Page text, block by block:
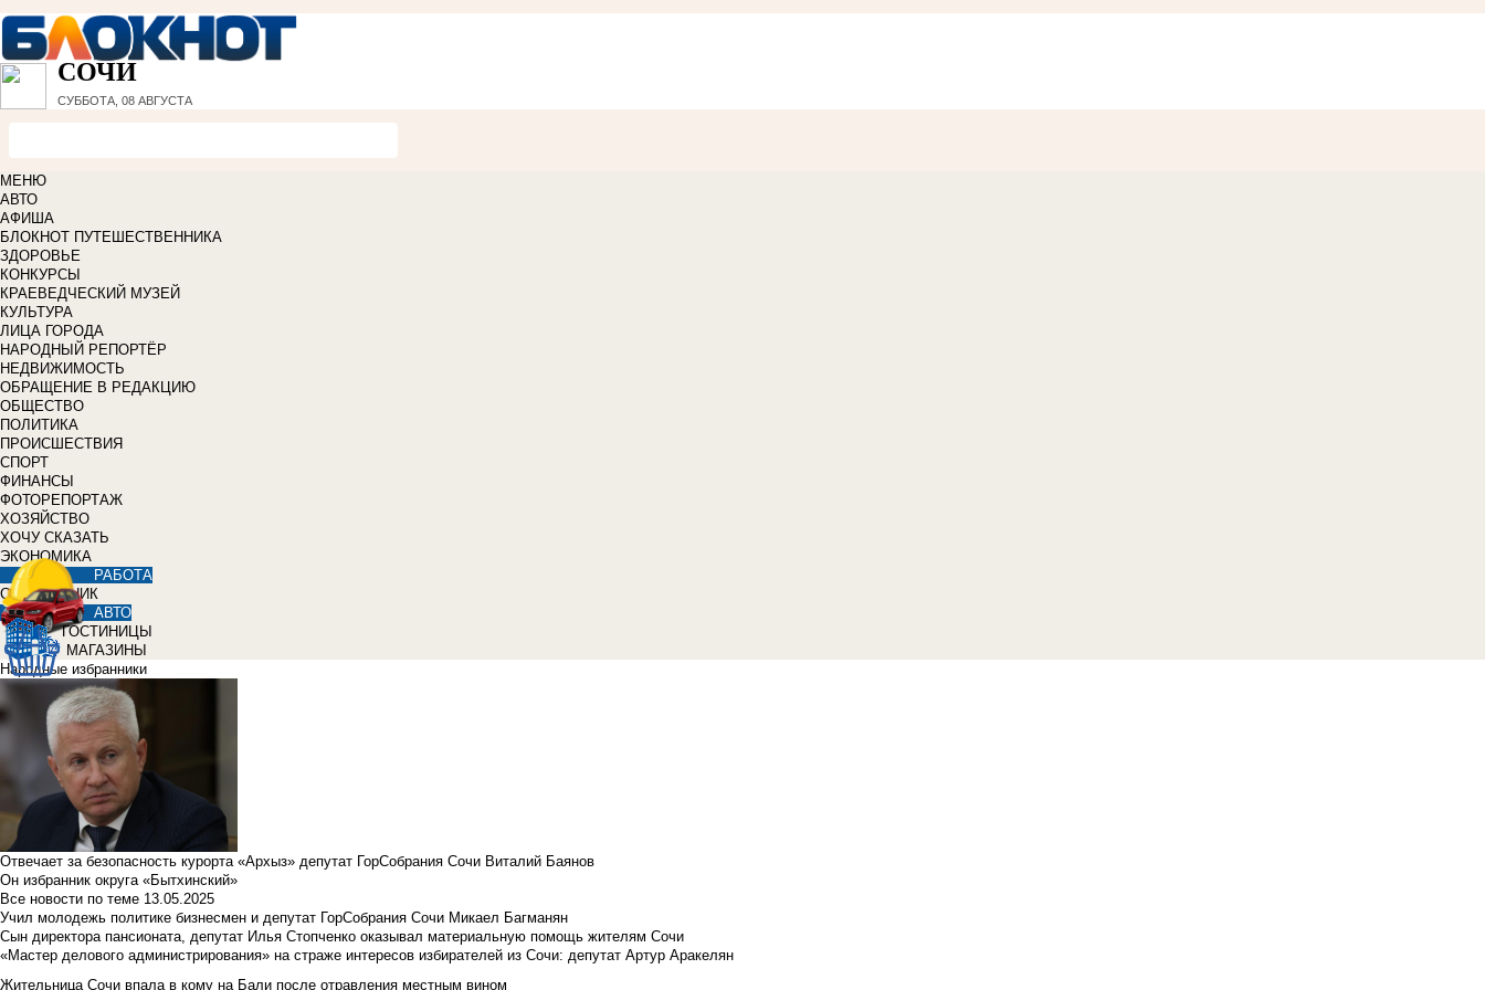
СОЧИ
СУББОТА, 08 АВГУСТА
МЕНЮ
АВТО
АФИША
БЛОКНОТ ПУТЕШЕСТВЕННИКА
ЗДОРОВЬЕ
КОНКУРСЫ
КРАЕВЕДЧЕСКИЙ МУЗЕЙ
КУЛЬТУРА
ЛИЦА ГОРОДА
НАРОДНЫЙ РЕПОРТЁР
НЕДВИЖИМОСТЬ
ОБРАЩЕНИЕ В РЕДАКЦИЮ
ОБЩЕСТВО
ПОЛИТИКА
ПРОИСШЕСТВИЯ
СПОРТ
ФИНАНСЫ
ФОТОРЕПОРТАЖ
ХОЗЯЙСТВО
ХОЧУ СКАЗАТЬ
ЭКОНОМИКА
РАБОТА
СПРАВОЧНИК
АВТО
ГОСТИНИЦЫ
МАГАЗИНЫ
Народные избранники
Отвечает за безопасность курорта «Архыз» депутат ГорСобрания Сочи Виталий Баянов
Он избранник округа «Бытхинский»
Все новости по теме 13.05.2025
Учил молодежь политике бизнесмен и депутат ГорСобрания Сочи Микаел Багманян
Сын директора пансионата, депутат Илья Стопченко оказывал материальную помощь жителям Сочи
«Мастер делового администрирования» на страже интересов избирателей из Сочи: депутат Артур Аракелян
Жительница Сочи впала в кому на Бали после отравления местным вином